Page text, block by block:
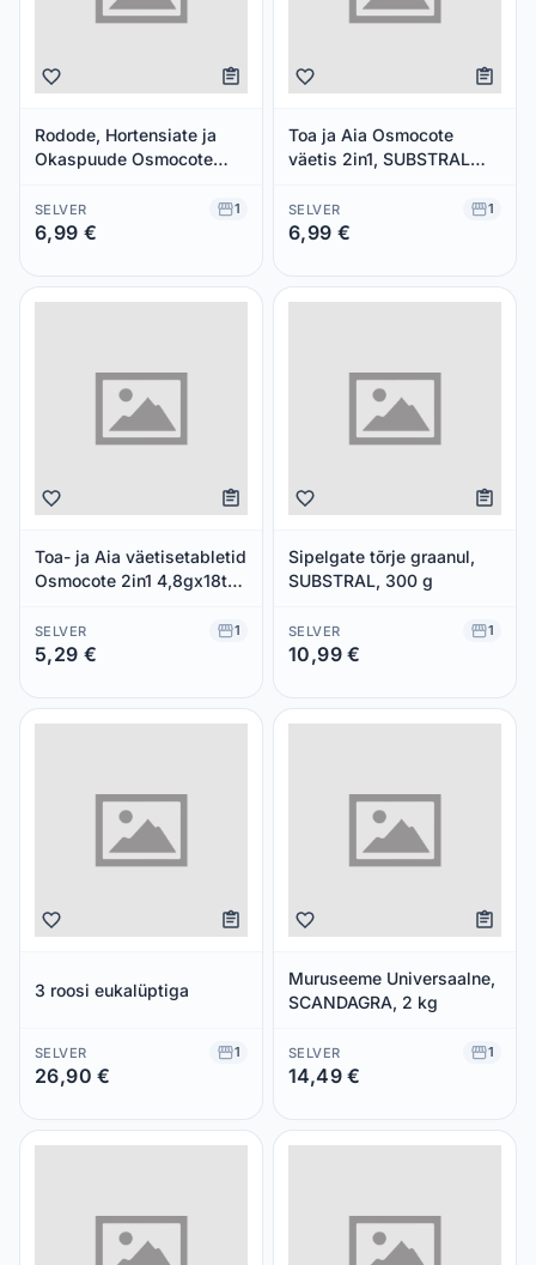
Rodode, Hortensiate ja
Okaspuude Osmocote
OSMOCOTE, 300 g
SELVER 1
6,99 €
Toa ja Aia Osmocote
väetis 2in1, SUBSTRAL
SELVER 1
6,99 €
Toa- ja Aia väetisetabletid
Osmocote 2in1 4,8gx18tk,
18 tk
SELVER 1
5,29 €
Sipelgate tõrje graanul,
SUBSTRAL, 300 g
SELVER 1
10,99 €
3 roosi eukalüptiga
SELVER 1
26,90 €
Muruseeme Universaalne,
SCANDAGRA, 2 kg
SELVER 1
14,49 €